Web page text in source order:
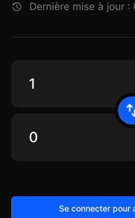
Dernière mise à jour
Se connecter pour